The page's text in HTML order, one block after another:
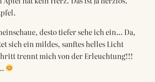
desto tiefer sehe ich ein… Da,
sich ein mildes, sanftes helles Licht
trennt mich von der Erleuchtung!!!